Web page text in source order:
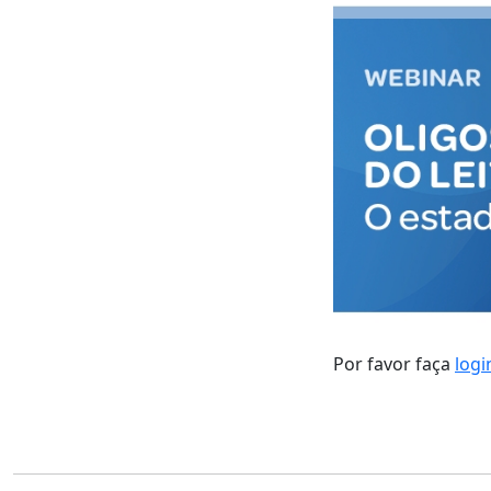
Por favor faça